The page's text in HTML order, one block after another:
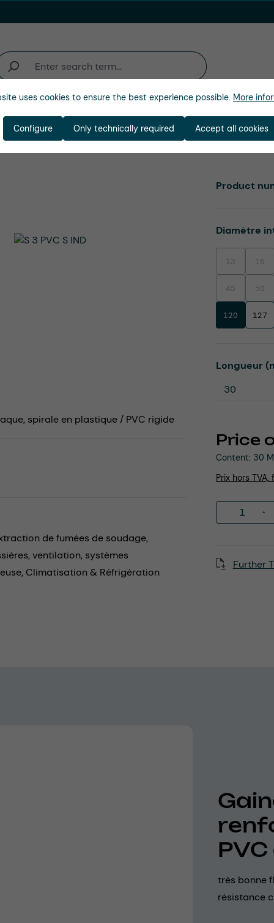
Entreprise
Price
Content: 30
Prix hors
Select
Diamètre
13(This option
16
45(This option
50
120 127
Select
Longueur
Product
Further
spirale en plastique / PVC rigide
de fumées de soudage,
ventilation, systèmes
Climatisation & Réfrigération
très bonne
résistance
uses cookies to ensure the best experience possible. More
Only technically required
Configure Accept all cookies